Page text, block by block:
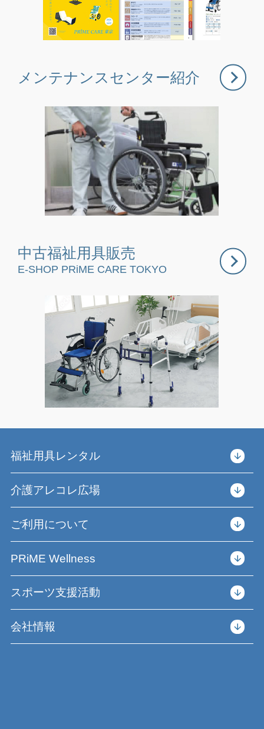
メンテナンスセンター紹介
中古福祉用具販売
E-SHOP PRiME CARE TOKYO
福祉用具レンタル
介護アレコレ広場
ご利用について
PRiME Wellness
スポーツ支援活動
会社情報